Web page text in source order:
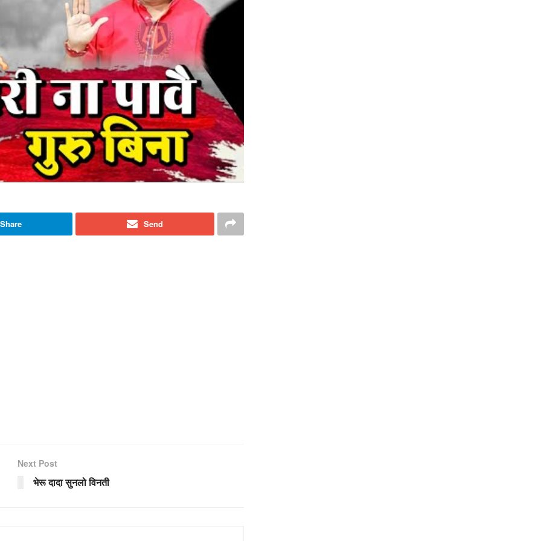
Share Send
Next Post
भेरू दादा सुनलो विनती